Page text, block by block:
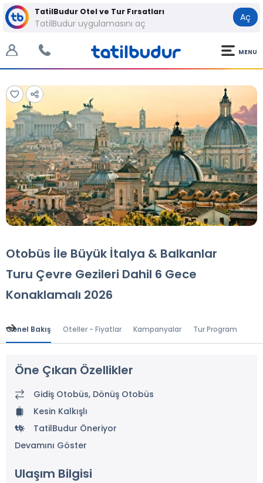
TatilBudur Otel ve Tur Fırsatları
TatilBudur uygulamasını aç
Aç
MENU
Tüm Fotoğraflar
Otobüs İle Büyük İtalya & Balkanlar
Turu Çevre Gezileri Dahil 6 Gece
Konaklamalı 2026
Genel Bakış Oteller - Fiyatlar Kampanyalar Tur Programı
Öne Çıkan Özellikler
Gidiş Otobüs, Dönüş Otobüs
Kesin Kalkışlı
TatilBudur Öneriyor
Devamını Göster
Ulaşım Bilgisi